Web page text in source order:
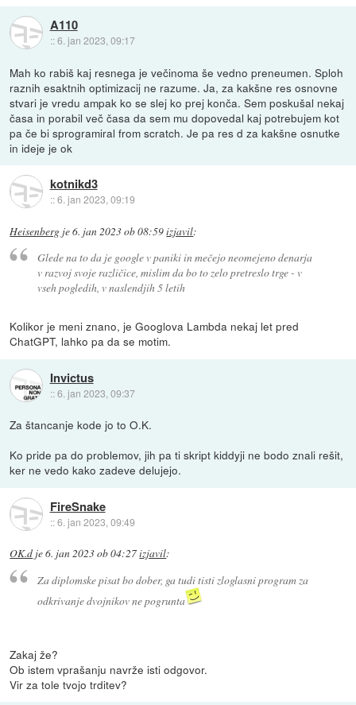
A110
::6. jan 2023, 09:17
Mah ko rabiš kaj resnega je večinoma še vedno preneumen. Sploh
raznih esaktnih optimizacij ne razume. Ja, za kakšne res osnovne
stvari je vredu ampak ko se slej ko prej konča. Sem poskušal nekaj
časa in porabil več časa da sem mu dopovedal kaj potrebujem kot
pa če bi sprogramiral from scratch. Je pa res d za kakšne osnutke
in ideje je ok
kotnikd3
::6. jan 2023, 09:19
Heisenberg je6. jan 2023 ob 08:59izjavil:
Glede na to da je google v paniki in mečejo neomejeno denarja
v razvoj svoje različice, mislim da bo to zelo pretreslo trge - v
vseh pogledih, v naslendjih 5 letih
Kolikor je meni znano, je Googlova Lambda nekaj let pred
ChatGPT, lahko pa da se motim.
Invictus
::6. jan 2023, 09:37
Za štancanje kode jo to O.K.
Ko pride pa do problemov, jih pa ti skript kiddyji ne bodo znali rešit,
ker ne vedo kako zadeve delujejo.
FireSnake
::6. jan 2023, 09:49
OK.d je6. jan 2023 ob 04:27izjavil:
Za diplomske pisat bo dober, ga tudi tisti zloglasni program za
odkrivanje dvojnikov ne pogrunta
Zakaj že?
Ob istem vprašanju navrže isti odgovor.
Vir za tole tvojo trditev?